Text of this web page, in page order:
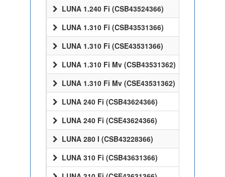
LUNA 1.240 Fi (CSB43524366)
LUNA 1.310 Fi (CSB43531366)
LUNA 1.310 Fi (CSE43531366)
LUNA 1.310 Fi Mv (CSB43531362)
LUNA 1.310 Fi Mv (CSE43531362)
LUNA 240 Fi (CSB43624366)
LUNA 240 Fi (CSE43624366)
LUNA 280 I (CSB43228366)
LUNA 310 Fi (CSB43631366)